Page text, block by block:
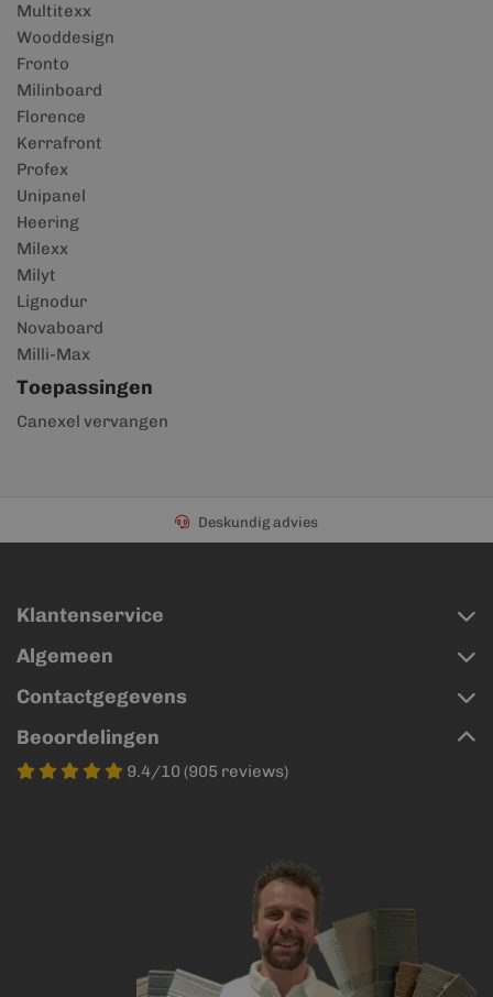
Multitexx
Wooddesign
Fronto
Milinboard
Florence
Kerrafront
Profex
Unipanel
Heering
Milexx
Milyt
Lignodur
Novaboard
Milli-Max
Toepassingen
Canexel vervangen
Deskundig advies
Klantenservice
Algemeen
Contactgegevens
Beoordelingen
9.4/10 (905 reviews)